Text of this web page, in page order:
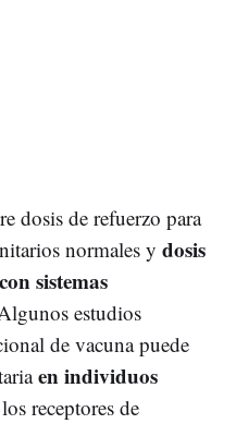
dosis de refuerzo para
normales y dosis
sistemas
estudios
de vacuna puede
en individuos
receptores de